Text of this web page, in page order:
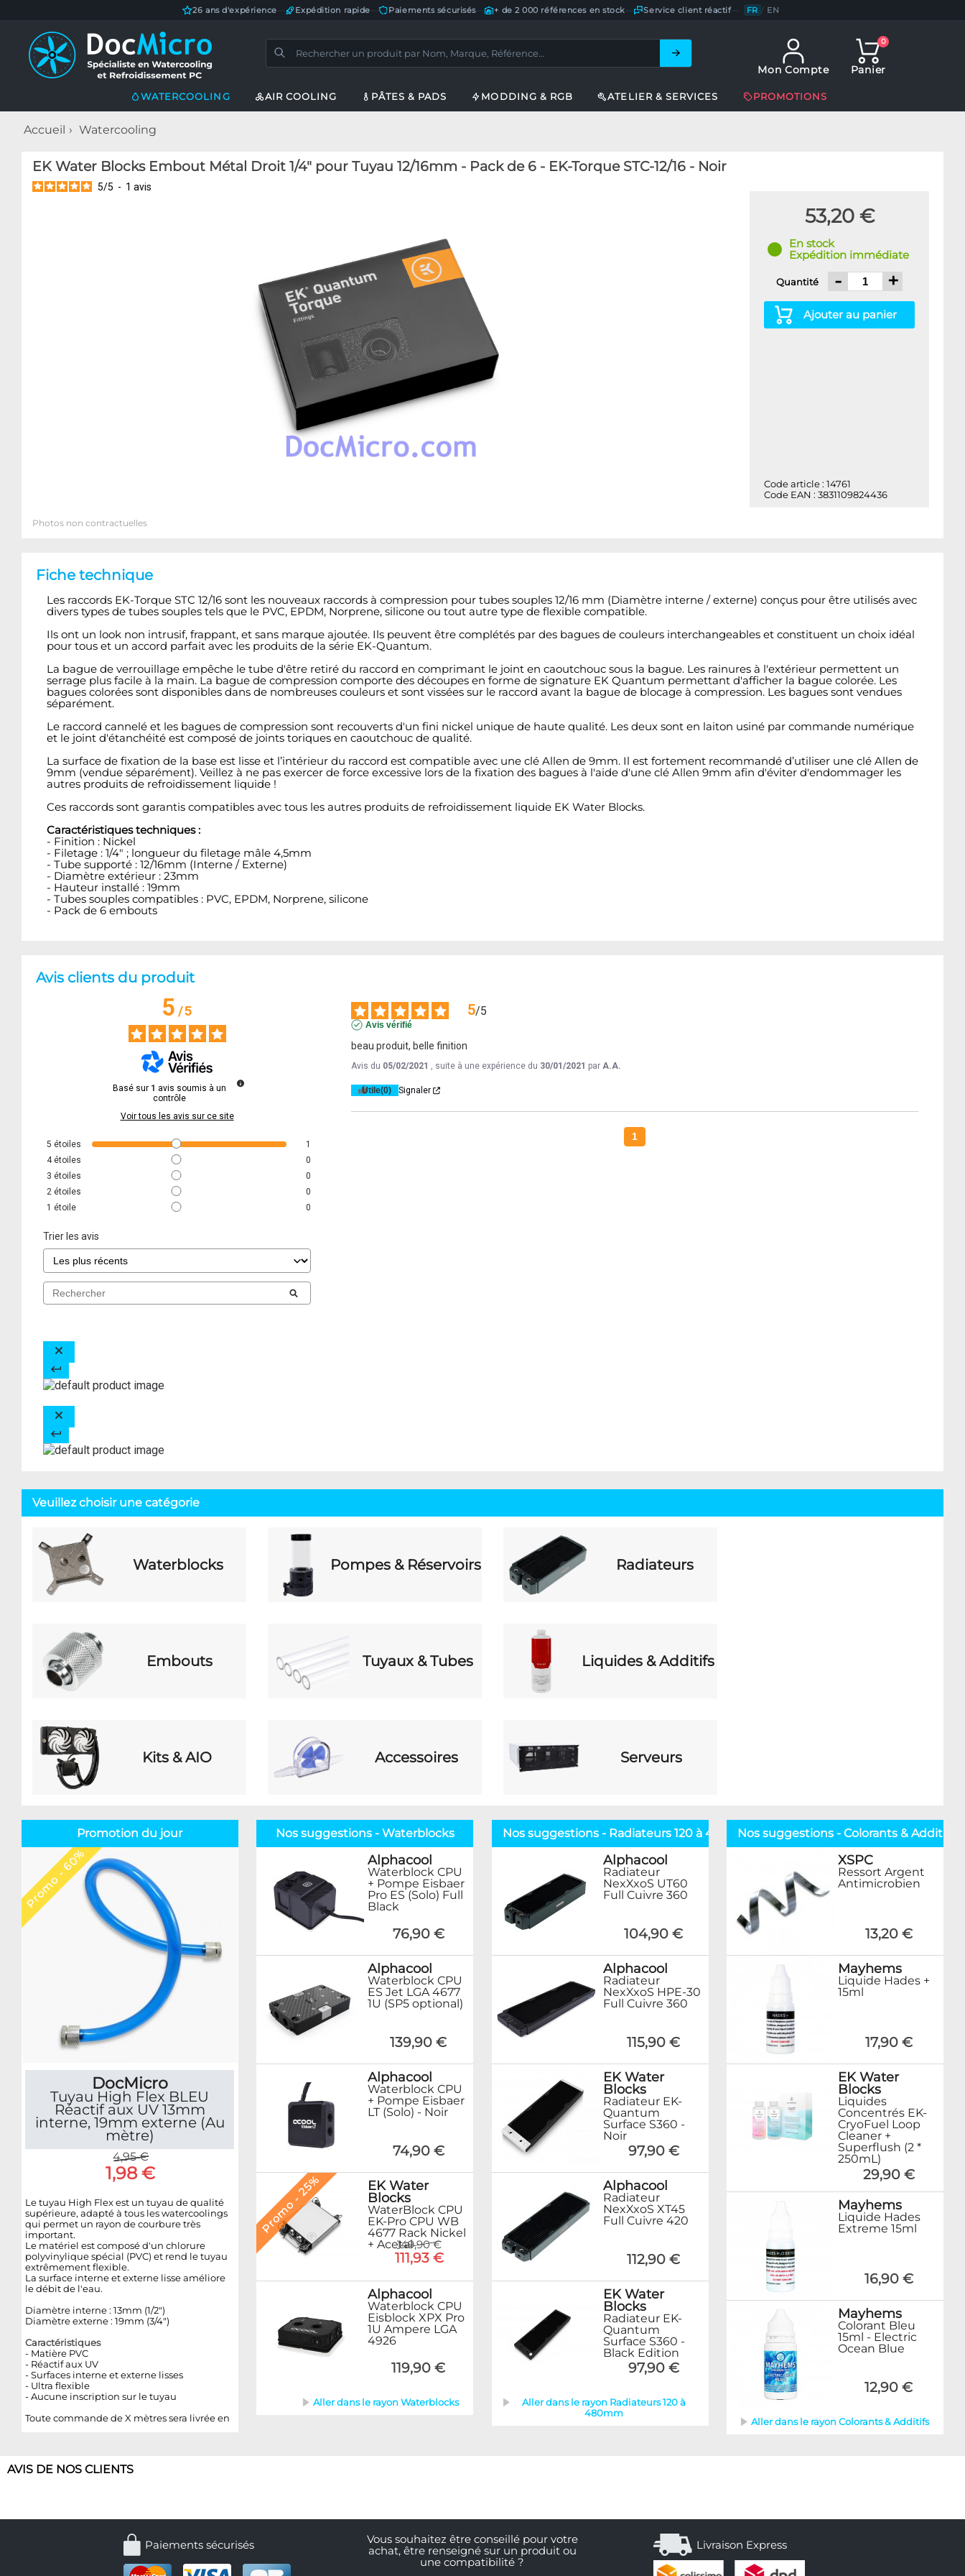
26 ans d'expérience Expédition rapide Paiements sécurisés— + de 2 000 références en stock Service client réactif— FR / EN
Mon Compte
0
Panier
WATERCOOLING AIR COOLING PÂTES & PADS MODDING & RGB ATELIER & SERVICES PROMOTIONS
Accueil Watercooling
EK Water Blocks Embout Métal Droit 1/4" pour Tuyau 12/16mm - Pack de 6 - EK-Torque STC-12/16 - Noir
5/5 - 1 avis
53,20 €
En stock
Expédition immédiate
Quantité - +
Ajouter au panier
Code article : 14761
Code EAN : 3831109824436
Photos non contractuelles
Fiche technique
Les raccords EK-Torque STC 12/16 sont les nouveaux raccords à compression pour tubes souples 12/16 mm (Diamètre interne / externe) conçus pour être utilisés avec
divers types de tubes souples tels que le PVC, EPDM, Norprene, silicone ou tout autre type de flexible compatible.
Ils ont un look non intrusif, frappant, et sans marque ajoutée. Ils peuvent être complétés par des bagues de couleurs interchangeables et constituent un choix idéal
pour tous et un accord parfait avec les produits de la série EK-Quantum.
La bague de verrouillage empêche le tube d'être retiré du raccord en comprimant le joint en caoutchouc sous la bague. Les rainures à l'extérieur permettent un
serrage plus facile à la main. La bague de compression comporte des découpes en forme de signature EK Quantum permettant d'afficher la bague colorée. Les
bagues colorées sont disponibles dans de nombreuses couleurs et sont vissées sur le raccord avant la bague de blocage à compression. Les bagues sont vendues
séparément.
Le raccord cannelé et les bagues de compression sont recouverts d'un fini nickel unique de haute qualité. Les deux sont en laiton usiné par commande numérique
et le joint d'étanchéité est composé de joints toriques en caoutchouc de qualité.
La surface de fixation de la base est lisse et l’intérieur du raccord est compatible avec une clé Allen de 9mm. Il est fortement recommandé d’utiliser une clé Allen de
9mm (vendue séparément). Veillez à ne pas exercer de force excessive lors de la fixation des bagues à l'aide d'une clé Allen 9mm afin d'éviter d'endommager les
autres produits de refroidissement liquide !
Ces raccords sont garantis compatibles avec tous les autres produits de refroidissement liquide EK Water Blocks.
Caractéristiques techniques :
- Finition : Nickel
- Filetage : 1/4" ; longueur du filetage mâle 4,5mm
- Tube supporté : 12/16mm (Interne / Externe)
- Diamètre extérieur : 23mm
- Hauteur installé : 19mm
- Tubes souples compatibles : PVC, EPDM, Norprene, silicone
- Pack de 6 embouts
Avis clients du produit
5/5
Basé sur 1 avis soumis à un
contrôle
Voir tous les avis sur ce site
5 étoiles
1
4 étoiles
0
3 étoiles
0
2 étoiles
0
1 étoile 0
Trier les avis
5/5
Avis vérifié
beau produit, belle finition
Avis du 05/02/2021 , suite à une expérience du 30/01/2021 parA.A.
Utile(0) Signaler
1
Veuillez choisir une catégorie
Waterblocks Pompes & Réservoirs Radiateurs
Embouts Tuyaux & Tubes Liquides & Additifs
Kits & AIO Accessoires Serveurs
Promotion du jour
Promo - 60%
DocMicro
Tuyau High Flex BLEU
Réactif aux UV 13mm
interne, 19mm externe (Au
mètre)
4,95 €
1,98 €
Le tuyau High Flex est un tuyau de qualité
supérieure, adapté à tous les watercoolings
qui permet un rayon de courbure très
important.
Le matériel est composé d'un chlorure
polyvinylique spécial (PVC) et rend le tuyau
extrêmement flexible.
La surface interne et externe lisse améliore
le débit de l'eau.
Diamètre interne : 13mm (1/2")
Diamètre externe : 19mm (3/4")
Caractéristiques
- Matière PVC
- Réactif aux UV
- Surfaces interne et externe lisses
- Ultra flexible
- Aucune inscription sur le tuyau
Toute commande de X mètres sera livrée en
Nos suggestions - Waterblocks
Alphacool
Waterblock CPU
+ Pompe Eisbaer
Pro ES (Solo) Full
Black
76,90 €
Alphacool
Waterblock CPU
ES Jet LGA 4677
1U (SP5 optional)
139,90 €
Alphacool
Waterblock CPU
+ Pompe Eisbaer
LT (Solo) - Noir
74,90 €
Promo - 25%
EK Water
Blocks
WaterBlock CPU
EK-Pro CPU WB
4677 Rack Nickel
+ Acetal149,90 €
111,93 €
Alphacool
Waterblock CPU
Eisblock XPX Pro
1U Ampere LGA
4926
119,90 €
Aller dans le rayon Waterblocks
Nos suggestions - Radiateurs 120 à 480mm
Alphacool
Radiateur
NexXxoS UT60
Full Cuivre 360
104,90 €
Alphacool
Radiateur
NexXxoS HPE-30
Full Cuivre 360
115,90 €
EK Water
Blocks
Radiateur EK-
Quantum
Surface S360 -
Noir
97,90 €
Alphacool
Radiateur
NexXxoS XT45
Full Cuivre 420
112,90 €
EK Water
Blocks
Radiateur EK-
Quantum
Surface S360 -
Black Edition
97,90 €
Aller dans le rayon Radiateurs 120 à
480mm
Nos suggestions - Colorants & Additifs
XSPC
Ressort Argent
Antimicrobien
13,20 €
Mayhems
Liquide Hades +
15ml
17,90 €
EK Water
Blocks
Liquides
Concentrés EK-
CryoFuel Loop
Cleaner +
Superflush (2 *
250mL)
29,90 €
Mayhems
Liquide Hades
Extreme 15ml
16,90 €
Mayhems
Colorant Bleu
15ml - Electric
Ocean Blue
12,90 €
Aller dans le rayon Colorants & Additifs
AVIS DE NOS CLIENTS
Paiements sécurisés
Vous souhaitez être conseillé pour votre
achat, être renseigné sur un produit ou
une compatibilité ?
Livraison Express